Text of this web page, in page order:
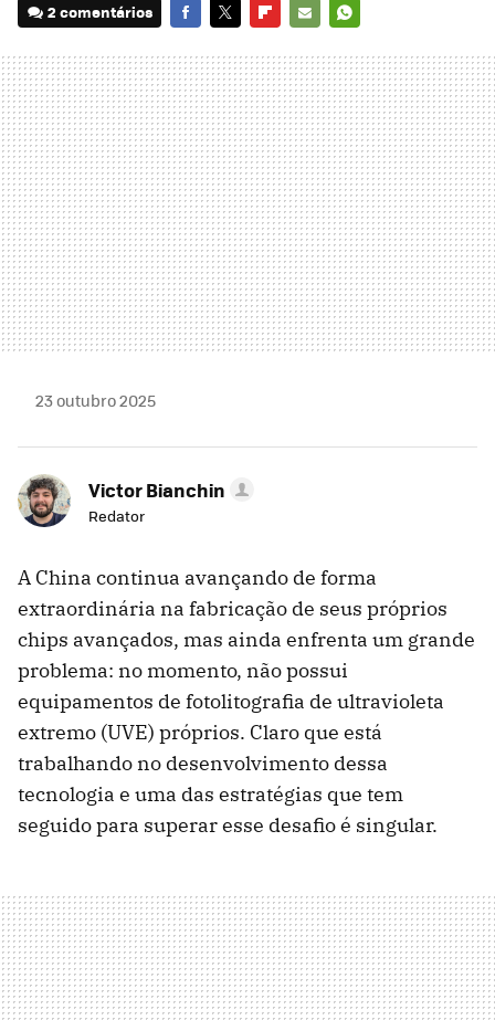
2 comentários
MAIL
23 outubro 2025
Victor Bianchin
Redator
A China continua avançando de forma
extraordinária na fabricação de seus próprios
chips avançados, mas ainda enfrenta um grande
problema: no momento, não possui
equipamentos de fotolitografia de ultravioleta
extremo (UVE) próprios. Claro que está
trabalhando no desenvolvimento dessa
tecnologia e uma das estratégias que tem
seguido para superar esse desafio é singular.